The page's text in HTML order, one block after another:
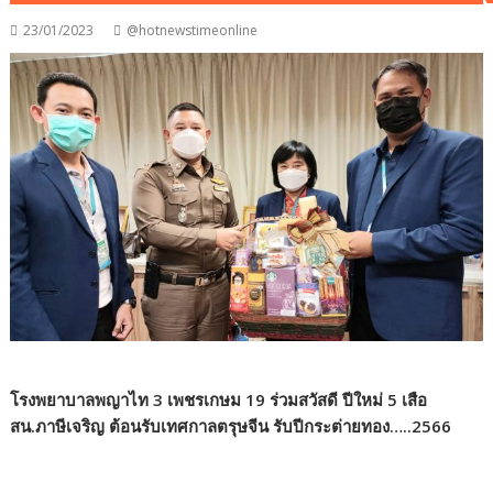
23/01/2023 @hotnewstimeonline
โรงพยาบาลพญาไท 3 เพชรเกษม 19 ร่วมสวัสดี ปีใหม่ 5 เสือ
สน.ภาษีเจริญ ต้อนรับเทศกาลตรุษจีน รับปีกระต่ายทอง…..2566